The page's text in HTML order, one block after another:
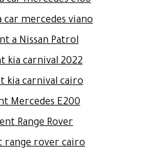
car mercedes viano
a Nissan Patrol
kia carnival 2022
kia carnival cairo
Mercedes E200
Range Rover
range rover cairo